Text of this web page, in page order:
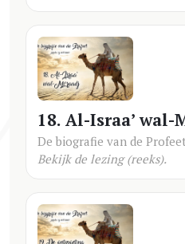
18. Al-Israa’ wal-
De biografie van de
Bekijk de lezing (reeks).